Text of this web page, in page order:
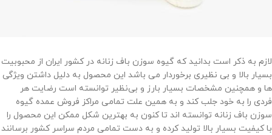
لازم به ذکر است بدانید که گیوه سوزن باف زنانه در کشور ایران از محبوبیت
بسیار بالا و بی نظیری برخوردار می باشد این محصول به دلیل داشتن ویژگی
ها و همچنین مشخصات بسیار بارز و بی‌نظیر توانسته است رضایت هر
فردی را به خود جلب کند و به همین علت تمامی مراکز فروش عمده گیوه
سوزن باف زنانه توانسته اند تا کنون به بهترین شکل ممکن این محصول را
با کیفیت بسیار بالا تولید کرده و به دست تمامی مردم سراسر کشور برسانند